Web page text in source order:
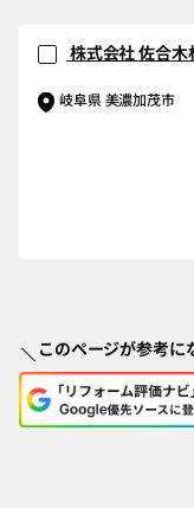
株式会社 佐合木
岐阜県 美濃加茂市
このページが参考に